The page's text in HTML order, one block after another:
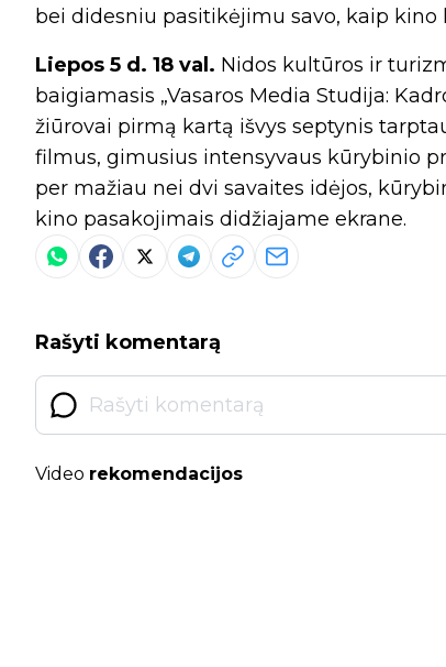
bei didesniu pasitikėjimu savo, kaip kino
Liepos 5 d. 18 val. Nidos kultūros ir
baigiamasis „Vasaros Media Studija:
žiūrovai pirmą kartą išvys septynis
filmus, gimusius intensyvaus kūrybinio
per mažiau nei dvi savaites idėjos,
kino pasakojimais didžiajame ekrane.
Rašyti komentarą
Video rekomendacijos